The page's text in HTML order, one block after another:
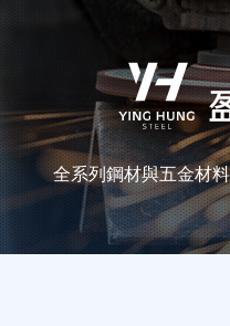
全系列鋼材與五金材